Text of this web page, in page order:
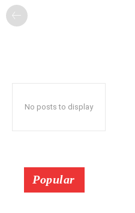
No posts to display
Popular